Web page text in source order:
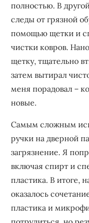
полностью. В
следы от грязной
помощью щетки и
чистки ковров.
щетку, тщательно
затем вытирал
меня порадовал –
новые.
Самым сложным
ручки на дверной
загрязнение. Я
включая спирт и
пластика. В итоге,
оказалось
пластика и